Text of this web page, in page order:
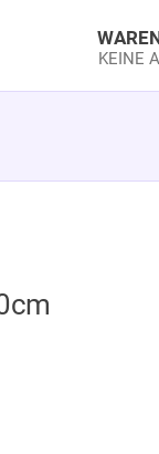
KEINE